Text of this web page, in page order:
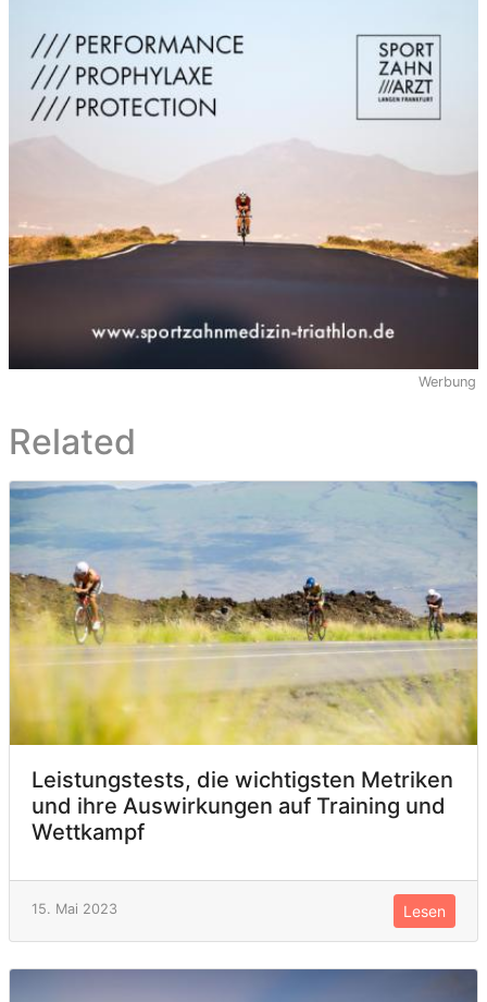
Werbung
Related
Leistungstests, die wichtigsten Metriken
und ihre Auswirkungen auf Training und
Wettkampf
15. Mai 2023 Lesen